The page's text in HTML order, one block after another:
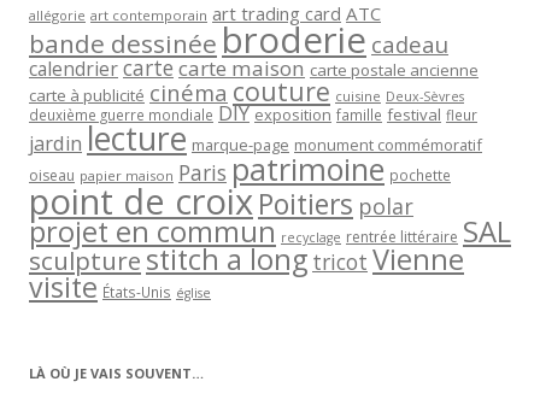
allégorie art contemporain art trading card ATC
bande dessinée broderie cadeau
calendriercartecarte maison carte postale ancienne
carte à publicité cinéma couture cuisine Deux-Sèvres
deuxième guerre mondiale DIY exposition famille festival fleur
jardin lecture marque-page monument commémoratif
oiseau papier maison Paris patrimoine pochette
point de croixPoitiers polar
projet en commun recyclage rentrée littéraire SAL
sculpturestitch a long tricot Vienne
visite États-Unis église
LÀ OÙ JE VAIS SOUVENT…